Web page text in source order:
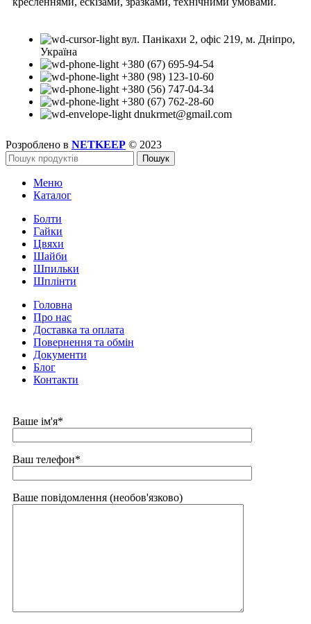
вул. Панікахи 2, офіс 219, м. Дніпро,
Україна
+380 (67) 695-94-54
+380 (98) 123-10-60
+380 (56) 747-04-34
+380 (67) 762-28-60
dnukrmet@gmail.com
Розроблено в NETKEEP © 2023
Пошук
Меню
Каталог
Болти
Гайки
Цвяхи
Шайби
Шпильки
Шплінти
Головна
Про нас
Доставка та оплата
Повернення та обмін
Документи
Блог
Контакти
Ваше ім'я*
Ваш телефон*
Ваше повідомлення (необов'язково)